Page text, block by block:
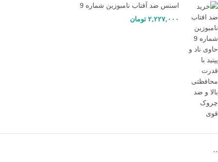
اسنس ضد آفتاب نامبوزین شماره 9
۲,۲۲۷,۰۰۰ تومان
``